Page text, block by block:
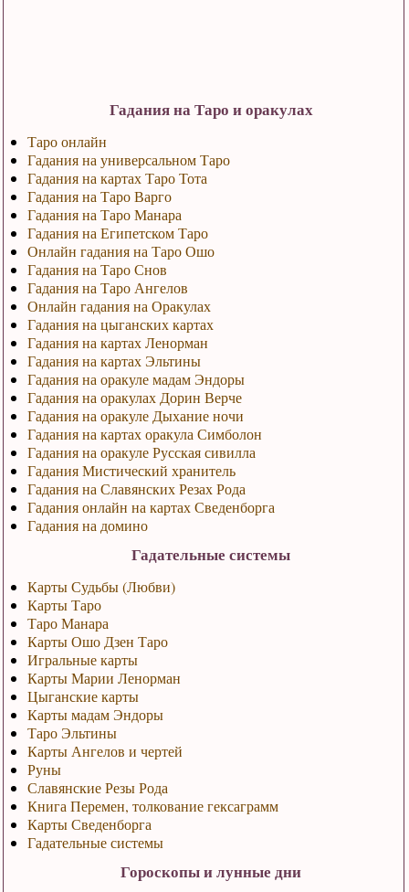
Гадания на Таро и оракулах
Таро онлайн
Гадания на универсальном Таро
Гадания на картах Таро Тота
Гадания на Таро Варго
Гадания на Таро Манара
Гадания на Египетском Таро
Онлайн гадания на Таро Ошо
Гадания на Таро Снов
Гадания на Таро Ангелов
Онлайн гадания на Оракулах
Гадания на цыганских картах
Гадания на картах Ленорман
Гадания на картах Эльтины
Гадания на оракуле мадам Эндоры
Гадания на оракулах Дорин Верче
Гадания на оракуле Дыхание ночи
Гадания на картах оракула Симболон
Гадания на оракуле Русская сивилла
Гадания Мистический хранитель
Гадания на Славянских Резах Рода
Гадания онлайн на картах Сведенборга
Гадания на домино
Гадательные системы
Карты Судьбы (Любви)
Карты Таро
Таро Манара
Карты Ошо Дзен Таро
Игральные карты
Карты Марии Ленорман
Цыганские карты
Карты мадам Эндоры
Таро Эльтины
Карты Ангелов и чертей
Руны
Славянские Резы Рода
Книга Перемен, толкование гексаграмм
Карты Сведенборга
Гадательные системы
Гороскопы и лунные дни